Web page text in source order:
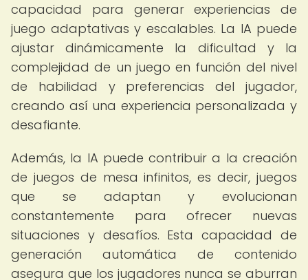
capacidad para generar experiencias de
juego adaptativas y escalables. La IA puede
ajustar dinámicamente la dificultad y la
complejidad de un juego en función del nivel
de habilidad y preferencias del jugador,
creando así una experiencia personalizada y
desafiante.
Además, la IA puede contribuir a la creación
de juegos de mesa infinitos, es decir, juegos
que se adaptan y evolucionan
constantemente para ofrecer nuevas
situaciones y desafíos. Esta capacidad de
generación automática de contenido
asegura que los jugadores nunca se aburran